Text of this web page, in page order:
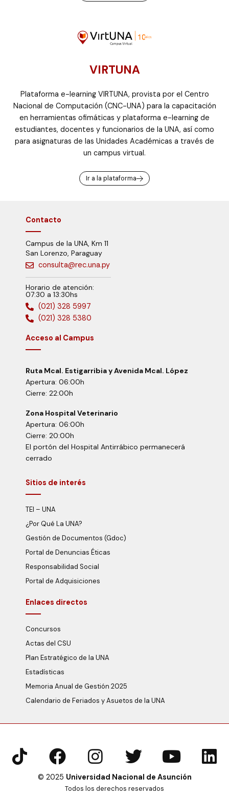
VIRTUNA
Plataforma e-learning VIRTUNA, provista por el Centro
Nacional de Computación (CNC-UNA) para la capacitación
en herramientas ofimáticas y plataforma e-learning de
estudiantes, docentes y funcionarios de la UNA, así como
para asignaturas de las Unidades Académicas a través de
un campus virtual.
Ir a la plataforma
Contacto
Campus de la UNA, Km 11
San Lorenzo, Paraguay
consulta@rec.una.py
Horario de atención:
07:30 a 13:30hs
(021) 328 5997
(021) 328 5380
Acceso al Campus
Ruta Mcal. Estigarribia y Avenida Mcal. López
Apertura: 06:00h
Cierre: 22:00h
Zona Hospital Veterinario
Apertura: 06:00h
Cierre: 20:00h
El portón del Hospital Antirrábico permanecerá
cerrado
Sitios de interés
TEI – UNA
¿Por Qué La UNA?
Gestión de Documentos (Gdoc)
Portal de Denuncias Éticas
Responsabilidad Social
Portal de Adquisiciones
Enlaces directos
Concursos
Actas del CSU
Plan Estratégico de la UNA
Estadísticas
Memoria Anual de Gestión 2025
Calendario de Feriados y Asuetos de la UNA
© 2025 Universidad Nacional de Asunción
Todos los derechos reservados